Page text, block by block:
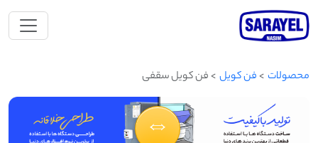
محصولات فن کویل فن کویل سقفی